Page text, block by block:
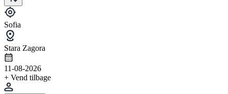
Sofia
Stara Zagora
11-08-2026
+ Vend tilbage